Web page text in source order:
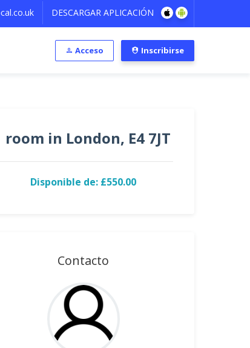
DESCARGAR APLICACIÓN
Acceso Inscribirse
room in London, E4 7JT
Disponible de: £550.00
Contacto